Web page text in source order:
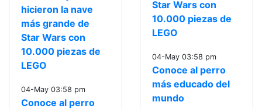
hicieron la nave
más grande de
Star Wars con
10.000 piezas de
LEGO
04-May 03:58 pm
Conoce al perro
Star Wars con
10.000 piezas de
LEGO
04-May 03:58 pm
Conoce al perro
más educado del
mundo